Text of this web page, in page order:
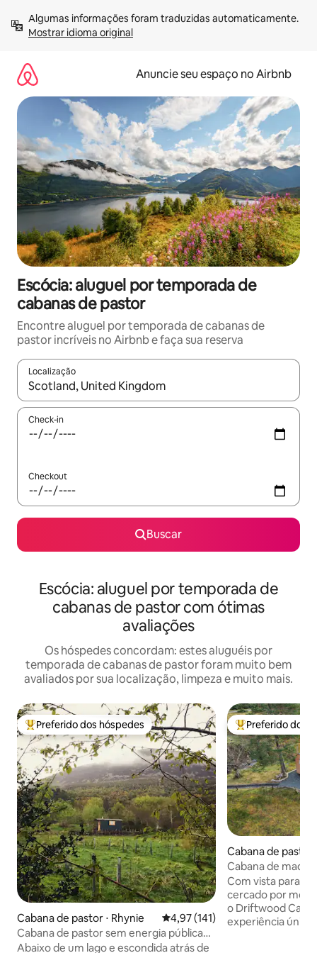
para
Mostrar idioma original
Anuncie seu espaço no Airbnb
Escócia: aluguel por temporada de
cabanas de pastor
Encontre aluguel por temporada de cabanas de
pastor incríveis no Airbnb e faça sua reserva
Localização
Quando os resultados estiverem disponíveis, explore-os
Check-in
Checkout
Buscar
Escócia: aluguel por temporada de
cabanas de pastor com ótimas
avaliações
Os hóspedes concordam: estes aluguéis por
temporada de cabanas de pastor foram muito bem
avaliados por sua localização, limpeza e muito mais.
Entre os melhores preferidos dos hóspedes
Preferido dos hóspedes
Cabana de pastor ⋅ Rhynie 4,97 de uma avaliação média de
4,97 (141)
Cabana de pastor sem energia pública
com banheira de hidromassagem a
Abaixo de um lago e escondida atrás de
Entre os
Preferido dos
Cabana de pastor
Cabana de
de
Torridon.
Com vista para o
cercado por
o Driftwood
experiência